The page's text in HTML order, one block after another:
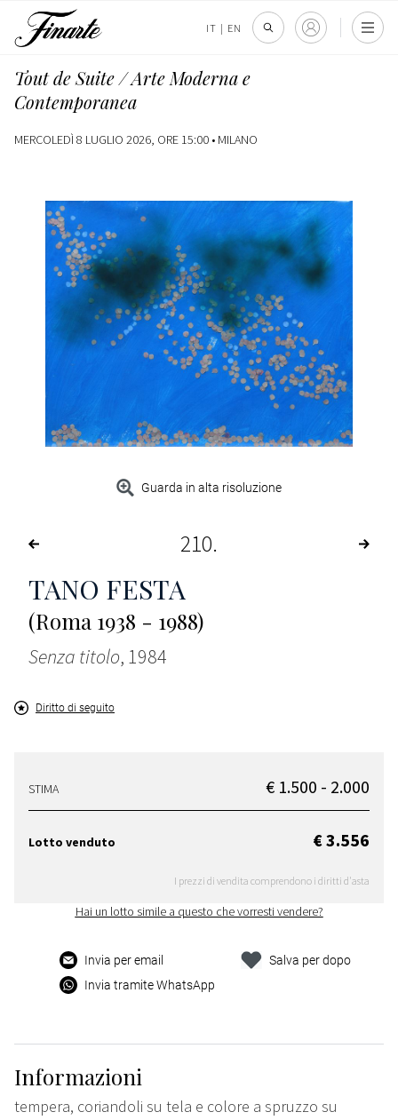
IT | EN
Tout de Suite / Arte Moderna e
Contemporanea
MERCOLEDÌ 8 LUGLIO 2026, ORE 15:00 • MILANO
Guarda in alta risoluzione
210
TANO FESTA
(Roma 1938 - 1988)
Senza titolo, 1984
Diritto di seguito
STIMA € 1.500 - 2.000
Lotto venduto € 3.556
I prezzi di vendita comprendono i diritti d'asta
Hai un lotto simile a questo che vorresti vendere?
Invia per email
Invia tramite WhatsApp
Salva per dopo
Informazioni
tempera, coriandoli su tela e colore a spruzzo su